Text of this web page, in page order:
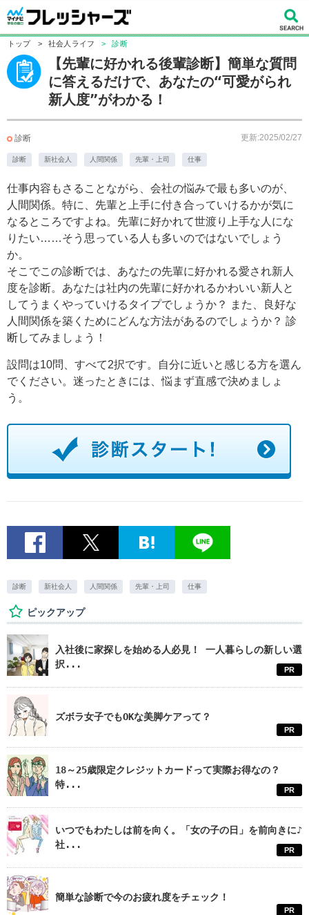
トップ > 社会人ライフ > 診断
【先輩に好かれる後輩診断】簡単な質問
に答えるだけで、あなたの“可愛がられ
新人度”がわかる！
診断 更新:2025/02/27
診断 新社会人 人間関係 先輩・上司 仕事
仕事内容もさることながら、会社の悩みで最も多いのが、
人間関係。特に、先輩と上手に付き合っていけるかが気に
なるところですよね。先輩に好かれて世渡り上手な人にな
りたい……そう思っている人も多いのではないでしょう
か。
そこでこの診断では、あなたの先輩に好かれる愛され新人
度を診断。あなたは社内の先輩に好かれるかわいい新人と
してうまくやっていけるタイプでしょうか？ また、良好な
人間関係を築くためにどんな方法があるのでしょうか？ 診
断してみましょう！
設問は10問、すべて2択です。自分に近いと感じる方を選ん
でください。迷ったときには、悩まず直感で決めましょ
う。
診断 新社会人 人間関係 先輩・上司 仕事
ピックアップ
入社後に家探しを始める人必見！ 一人暮らしの新しい選
択...
PR
ズボラ女子でもOKな美脚ケアって？
PR
18～25歳限定クレジットカードって実際お得なの？
特...
PR
いつでもわたしは前を向く。「女の子の日」を前向きに♪
社...
PR
簡単な診断で今のお疲れ度をチェック！
PR